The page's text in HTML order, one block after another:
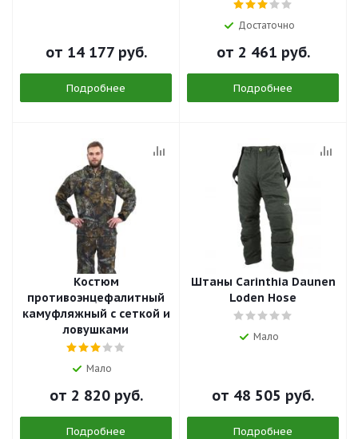
от 14 177 руб.
Подробнее
Достаточно
от 2 461 руб.
Подробнее
Костюм
противоэнцефалитный
камуфляжный с сеткой и
ловушками
Мало
от 2 820 руб.
Подробнее
Штаны Сarinthia Daunen
Loden Hose
Мало
от 48 505 руб.
Подробнее